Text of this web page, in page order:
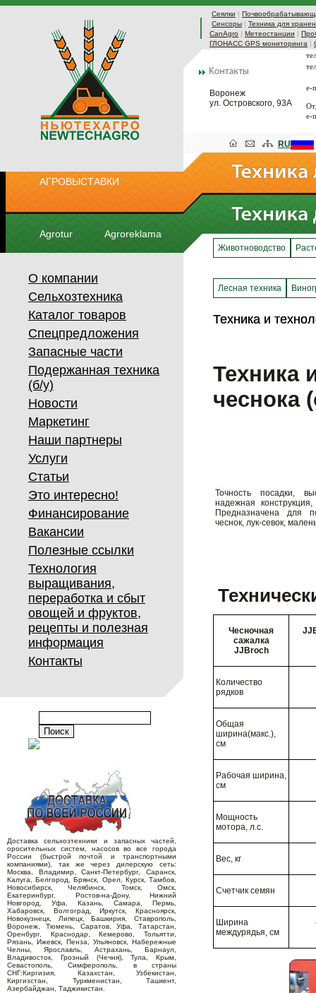
Сеялки |
Сенсоры | Техника для
CanAgro | Метеостанции |
ГЛОНАСС GPS мониторинга |
Воронеж
ул. Островского, 93А
e-
e-
АГРОВЫСТАВКИ
Agrotur Agroreklama
RU
О компании
Сельхозтехника
Каталог товаров
Спецпредложения
Запасные части
Подержанная техника
(б/у)
Новости
Маркетинг
Наши партнеры
Услуги
Статьи
Это интересно!
Финансирование
Вакансии
Полезные ссылки
Технология
выращивания,
переработка и сбыт
овощей и фруктов,
рецепты и полезная
информация
Контакты
Доставка сельхозтехники и запасных частей,
оросительных систем, насосов во все города
России (быстрой почтой и транспортными
компаниями), так же через дилерскую сеть:
Москва, Владимир, Санкт-Петербург, Саранск,
Калуга, Белгород, Брянск, Орел, Курск, Тамбов,
Новосибирск, Челябинск, Томск, Омск,
Екатеринбург, Ростов-на-Дону, Нижний
Новгород, Уфа, Казань, Самара, Пермь,
Хабаровск, Волгоград, Иркутск, Красноярск,
Новокузнецк, Липецк, Башкирия, Ставрополь,
Воронеж, Тюмень, Саратов, Уфа, Татарстан,
Оренбург, Краснодар, Кемерово, Тольятти,
Рязань, Ижевск, Пенза, Ульяновск, Набережные
Челны, Ярославль, Астрахань, Барнаул,
Владивосток, Грозный (Чечня), Тула, Крым,
Севастополь, Симферополь, в страны
СНГ:Киргизия, Казахстан, Узбекистан,
Киргизстан, Туркменистан, Ташкент,
Азербайджан, Таджикистан.
Животноводство
Лесная техника
Техника и
Техника и
Техника
чеснока
Точность посадки,
надежная
Предназначена для
чеснок, лук-севок,
Чесночная
сажалка
JJBroch
Количество
рядков
Общая
ширина(макс.),
см
Рабочая ширина,
см
Мощность
мотора, л.с.
Вес, кг
Cчетчик семян
Ширина
междурядья, см